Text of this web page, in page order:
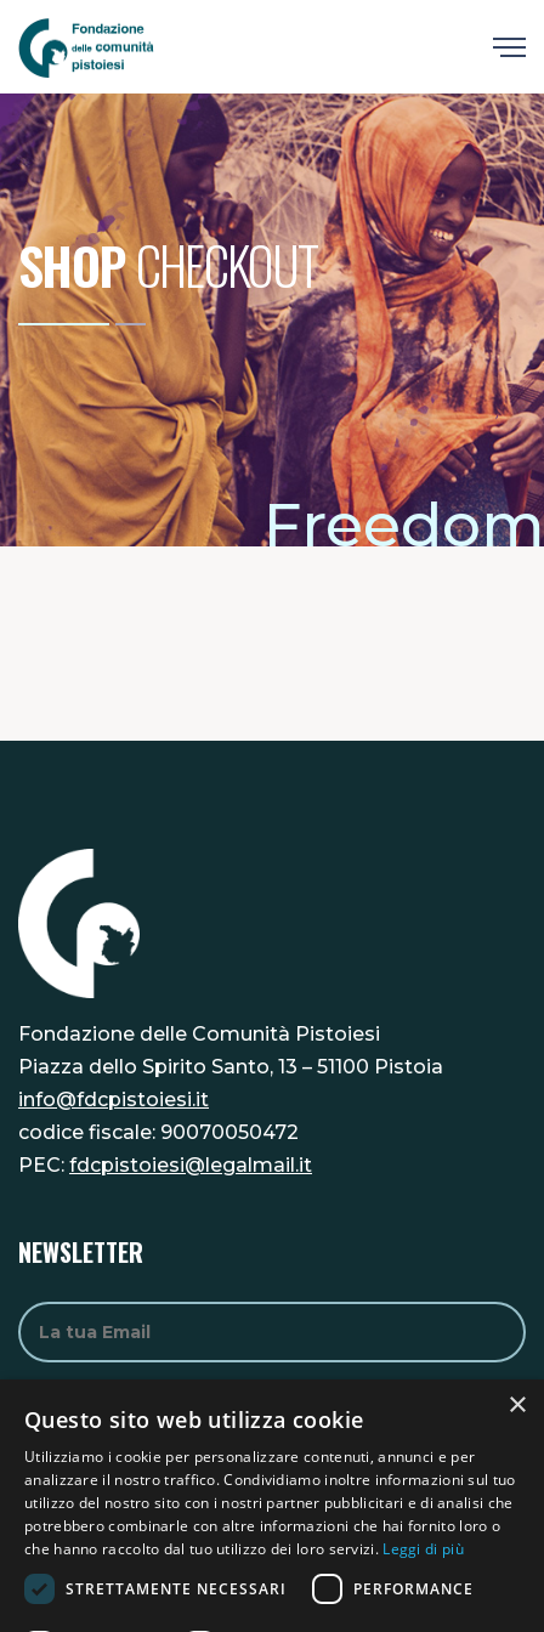
SHOPCHECKOUT
Freedom
Fondazione delle Comunità Pistoiesi
Piazza dello Spirito Santo, 13 – 51100 Pistoia
info@fdcpistoiesi.it
codice fiscale: 90070050472
PEC: fdcpistoiesi@legalmail.it
NEWSLETTER
MENU & LINKS
Home
Chi siamo
×
Questo sito web utilizza cookie
Utilizziamo i cookie per personalizzare contenuti, annunci e per
analizzare il nostro traffico. Condividiamo inoltre informazioni sul tuo
utilizzo del nostro sito con i nostri partner pubblicitari e di analisi che
potrebbero combinarle con altre informazioni che hai fornito loro o
che hanno raccolto dal tuo utilizzo dei loro servizi. Leggi di più
STRETTAMENTE NECESSARI
PERFORMANCE